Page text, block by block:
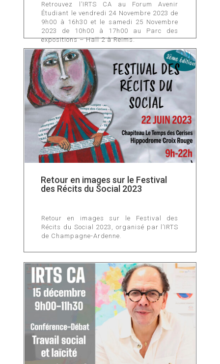
Retrouvez l’IRTS CA au Forum Avenir
Étudiant le vendredi 24 Novembre 2023 de
9h00 à 16h30 et le samedi 25 Novembre
2023 de 10h00 à 17h00 au Parc des
expositions – Hall 2 à Reims.
Retour en images sur le Festival
des Récits du Social 2023
Retour en images sur le Festival des
Récits du Social 2023, organisé par l’IRTS
de Champagne-Ardenne.